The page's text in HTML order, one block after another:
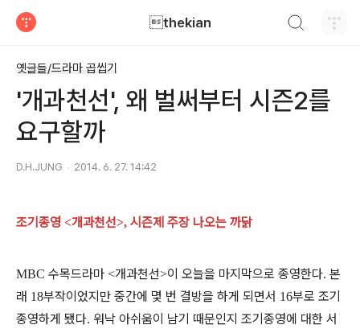
thekian
옛글들/드라마 곱씹기
'개과천선', 왜 벌써부터 시즌2를
요구할까
D.H.JUNG 2014. 6. 27. 14:42
조기종영 <개과천선>, 시즌제 주장 나오는 까닭
MBC 수목드라마 <개과천선>이 오늘을 마지막으로 종영한다. 본
래 18부작이었지만 중간에 몇 번 결방을 하게 되면서 16부로 조기
종영하게 됐다. 워낙 아쉬움이 남기 때문인지 조기종영에 대한 서